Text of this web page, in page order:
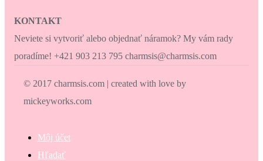
KONTAKT
Neviete si vytvoriť alebo objednať náramok? My vám rady
poradíme! +421 903 213 795 charmsis@charmsis.com
© 2017 charmsis.com | created with love by
mickeyworks.com
Môj účet
Hľadať